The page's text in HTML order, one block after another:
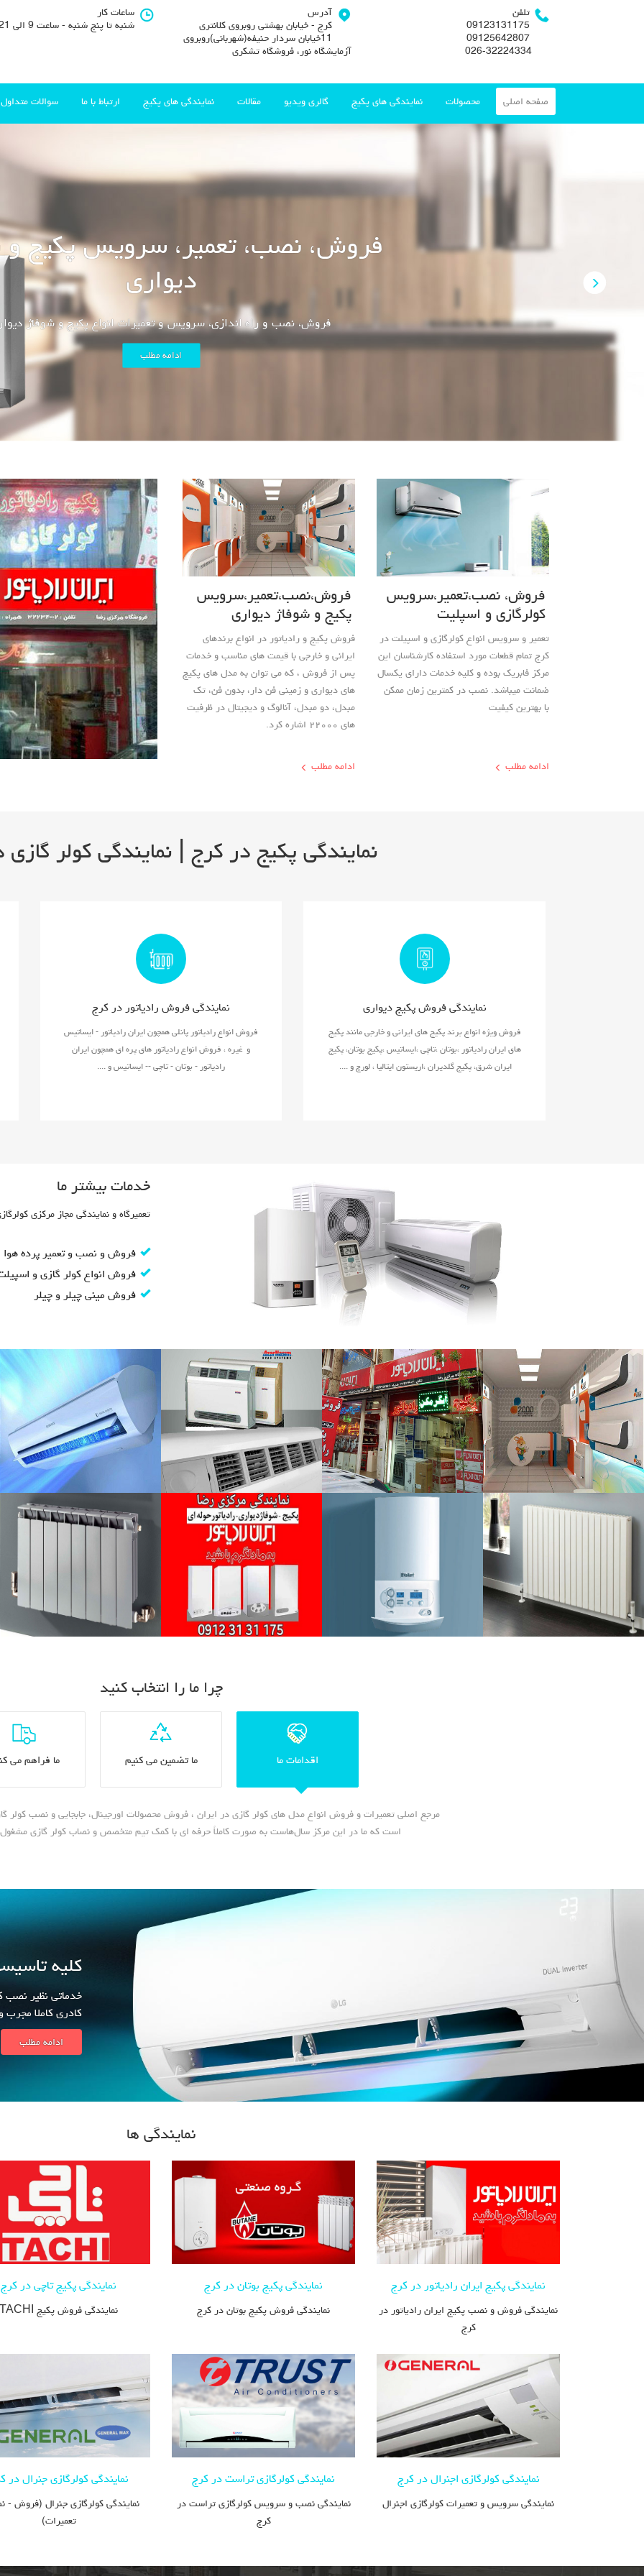
تلفن
09123131175
09125642807
آدرس
کرج - خیابان بهشتی روبروی کلانتری
11خیابان سردار حنیفه(شهربانی)روبروی
آزمایشگاه نور، فروشگاه تشکری
ساعات کار
شنبه تا پنج شنبه - ساعت 9 الی 21
صفحه اصلی محصولات نمایندگی های پکیج گالری ویدیو مقالات نمایندگی های پکیج ارتباط با ما سوالات متداول
فروش، نصب و تعمیر رادیاتور
انواع مشکلات پکیج شوفاژ و سرویس پکیج رادیاتور
ادامه مطلب
فروش، نصب،تعمیر،سرویس
کولرگازی و اسپلیت
تعمیر و سرویس انواع کولرگازی و اسپیلت در
کرج تمام قطعات مورد استفاده کارشناسان این
مرکز فابریک بوده و کلیه خدمات دارای یکسال
ضمانت میباشد. نصب در کمترین زمان ممکن
با بهترین کیفیت
ادامه مطلب
فروش،نصب،تعمیر،سرویس
پکیج و شوفاژ دیواری
فروش پکیج و رادیاتور در انواع برندهای
ایرانی و خارجی با قیمت های مناسب و خدمات
پس از فروش ، که می توان به مدل های پکیج
های دیواری و زمینی فن دار، بدون فن، تک
مبدل، دو مبدل، آنالوگ و دیجیتال در ظرفیت
های ۲۲۰۰۰ اشاره کرد.
ادامه مطلب
نمایندگی پکیج در کرج | نمایندگی کولر
نمایندگی فروش پکیج دیواری
فروش ویژه انواع برند پکیج های ایرانی و خارجی مانند پکیج
های ایران رادیاتور ،بوتان ،تاچی ،ایساتیس ،پکیج بوتان، پکیج
ایران شرق، پکیج گلدیران ،اریستون ایتالیا ، لورچ و ....
نمایندگی فروش رادیاتور در کرج
فروش انواع رادیاتور پانلی همچون ایران رادیاتور - ایساتیس
و غیره ، فروش انواع رادیاتور های پره ای همچون ایران
رادیاتور - بوتان - تاچی -- ایساتیس و ....
خدمات بیشتر ما
تعمیرگاه و نمایندگی مجاز مرکزی
فروش و نصب و تعمیر پرده هوا
فروش انواع کولر گازی و
فروش مینی چیلر و چیلر
فروش اسپلیت و کولر گازی در
کرج
تعمیر ، نصب ، سرویس و فروش انواع کولر
گازی و چیلر و مینی چیلر
ادامه مطلب
تعمیرگاه و نمایندگی مجاز
کولرگازی , اسپیلت و پکیج در
فروش ویژه انواع برند پکیج های ایرانی و
خارجی و کولر گازی در کرج
ادامه مطلب
فروش فن کویل در کرج
خدمات نصب و تعمیر فن کویل
ادامه مطلب
نمایندگی پکیج و رادیاتور در کرج
ادامه مطلب
نمایندگی مجاز فروش پکیج در
کرج
نمایندگی رادیاتور و پکیج در کرج
قیمت انواع برندهای پکیج در
چرا ما را انتخاب کنید
اقدامات ما ما تضمین می کنیم ما فراهم می
مرجع اصلی تعمیرات و فروش انواع مدل های کولر گازی در ایران ، فروش محصولات اورجینال، جابجایی و نصب
است که ما در این مرکز سال‌هاست به صورت کاملاً حرفه ای با کمک تیم متخصص و نصاب کولر گازی
کلیه
خدماتی نظیر نصب
کادری کاملا مجرب
ادامه مطلب
نمایندگی ها
نمایندگی پکیج ایران رادیاتور در کرج
نمایندگی فروش و نصب پکیج ایران رادیاتور در
کرج
نمایندگی پکیج بوتان در کرج
نمایندگی فروش پکیج بوتان در کرج
نمایندگی پکیج تاچی در کرج
نمایندگی فروش پکیج TACHI
نمایندگی کولرگازی اجنرال در کرج
نمایندگی سرویس و تعمیرات کولرگازی اجنرال
نمایندگی کولرگازی تراست در کرج
نمایندگی نصب و سرویس کولرگازی تراست در
کرج
نمایندگی کولرگازی جنرال در
نمایندگی کولرگازی جنرال (فروش
تعمیرات)